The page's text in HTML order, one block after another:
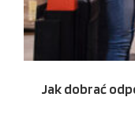
Jak dobrać